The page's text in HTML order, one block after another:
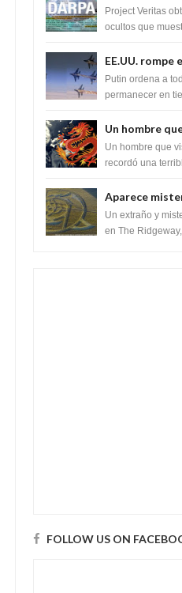
que muestran
crear el
Project Veritas
ocultos que
EE.UU.
y se prepara
satélite
Putin ordena a
permanecer en
el ...
Un hombre
vida recordó
vidente para
Un hombre que
recordó una
pron...
Aparece
Reino Unido
Un extraño y
en The
FOLLOW US ON